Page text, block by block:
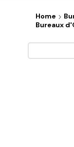
Home
Bureaux